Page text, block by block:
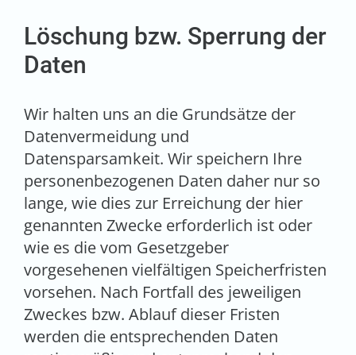
Löschung bzw. Sperrung der
Daten
Wir halten uns an die Grundsätze der
Datenvermeidung und
Datensparsamkeit. Wir speichern Ihre
personenbezogenen Daten daher nur so
lange, wie dies zur Erreichung der hier
genannten Zwecke erforderlich ist oder
wie es die vom Gesetzgeber
vorgesehenen vielfältigen Speicherfristen
vorsehen. Nach Fortfall des jeweiligen
Zweckes bzw. Ablauf dieser Fristen
werden die entsprechenden Daten